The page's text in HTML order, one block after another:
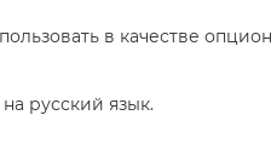
в качестве
русский язык.